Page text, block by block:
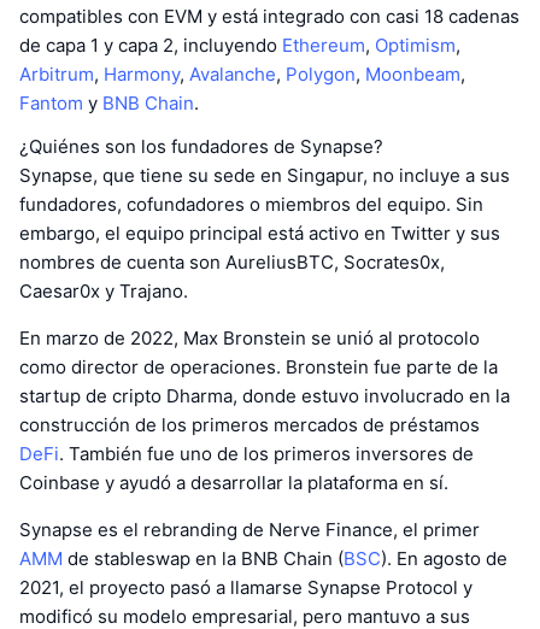
compatibles con EVM y está integrado con casi 18 cadenas
de capa 1 y capa 2, incluyendo Ethereum, Optimism,
Arbitrum, Harmony, Avalanche, Polygon, Moonbeam,
Fantom y BNB Chain.
¿Quiénes son los fundadores de Synapse?
Synapse, que tiene su sede en Singapur, no incluye a sus
fundadores, cofundadores o miembros del equipo. Sin
embargo, el equipo principal está activo en Twitter y sus
nombres de cuenta son AureliusBTC, Socrates0x,
Caesar0x y Trajano.
En marzo de 2022, Max Bronstein se unió al protocolo
como director de operaciones. Bronstein fue parte de la
startup de cripto Dharma, donde estuvo involucrado en la
construcción de los primeros mercados de préstamos
DeFi. También fue uno de los primeros inversores de
Coinbase y ayudó a desarrollar la plataforma en sí.
Synapse es el rebranding de Nerve Finance, el primer
AMM de stableswap en la BNB Chain (BSC). En agosto de
2021, el proyecto pasó a llamarse Synapse Protocol y
modificó su modelo empresarial, pero mantuvo a sus